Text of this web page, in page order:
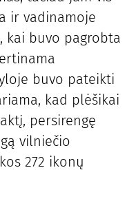
ir vadinamoje
kai buvo pagrobta
buvo pateikti
kad plėšikai
persirengę
vilniečio
272 ikonų